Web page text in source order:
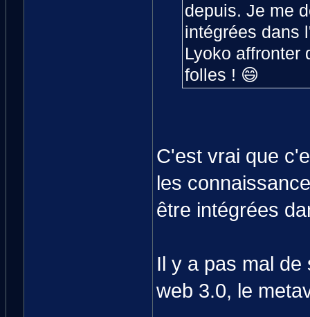
depuis. Je me
intégrées dans
Lyoko affronter
folles ! 😄
C'est vrai que
les
être intégrées
Il y a pas mal
web 3.0, le